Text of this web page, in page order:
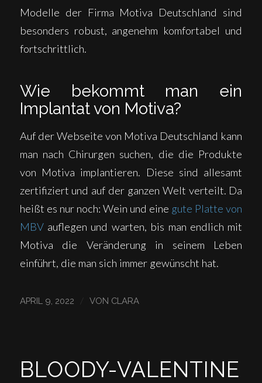
Modelle der Firma Motiva Deutschland sind
besonders robust, angenehm komfortabel und
fortschrittlich.
Wie bekommt man ein
Implantat von Motiva?
Auf der Webseite von Motiva Deutschland kann
man nach Chirurgen suchen, die die Produkte
von Motiva implantieren. Diese sind allesamt
zertifiziert und auf der ganzen Welt verteilt. Da
heißt es nur noch: Wein und eine gute Platte von
MBVauflegen und warten, bis man endlich mit
Motiva die Veränderung in seinem Leben
einführt, die man sich immer gewünscht hat.
APRIL 9, 2022 VON CLARA
BLOODY-VALENTINE